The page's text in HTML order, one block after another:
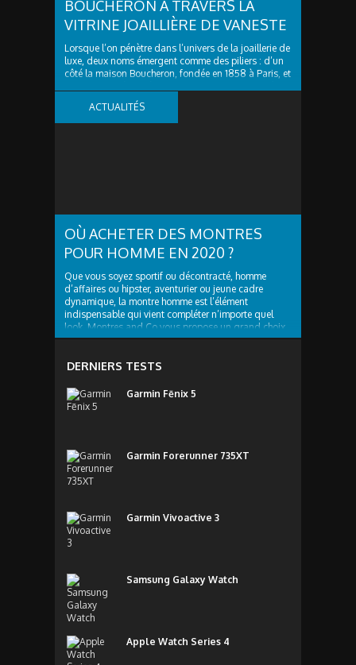
BOUCHERON À TRAVERS LA
VITRINE JOAILLIÈRE DE VANESTE
Lorsque l’on pénètre dans l’univers de la joaillerie de
luxe, deux noms émergent comme des piliers : d’un
côté la maison Boucheron, fondée en 1858 à Paris, et
Lille, qui offre à sa clientèle l’accès à des pièces
d’exception de cette...
ACTUALITÉS
OÙ ACHETER DES MONTRES
POUR HOMME EN 2020 ?
Que vous soyez sportif ou décontracté, homme
d’affaires ou hipster, aventurier ou jeune cadre
dynamique, la montre homme est l’élément
indispensable qui vient compléter n’importe quel
look. Montres and Co vous propose un grand choix
de montres branchées et tendances, il y en a pour
DERNIERS TESTS
Garmin Fēnix 5
Garmin Forerunner 735XT
Garmin Vivoactive 3
Samsung Galaxy Watch
Apple Watch Series 4